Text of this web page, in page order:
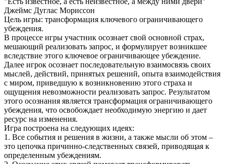
Джеймс Дуглас Мориссон
Цель игры: трансформация ключевого ограничивающего
убеждения.
В процессе игры участник осознает свой основной страх,
мешающий реализовать запрос, и формулирует возникшее
вследствие этого ключевое ограничивающее убеждение.
Далее игрок осознает последовательную взаимосвязь своих
мыслей, действий, принятых решений, опыта взаимодействия
с миром, приведшую к возникновению этого страха и
ощущения невозможности реализовать запрос. Результатом
этого осознания является трансформация ограничивающего
убеждения, что освобождает необходимую энергию и дает
ресурс на изменения.
Игра построена на следующих идеях:
1. Все события и решения в жизни, а также мысли об этом –
это цепочка причинно-следственных связей, приводящая к
определенным убеждениям.